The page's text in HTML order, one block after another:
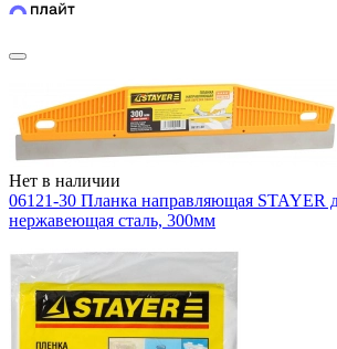
Нет в наличии
06121-30 Планка направляющая STAYER
нержавеющая сталь, 300мм